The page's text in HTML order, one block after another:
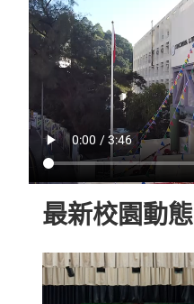
最新校園動態